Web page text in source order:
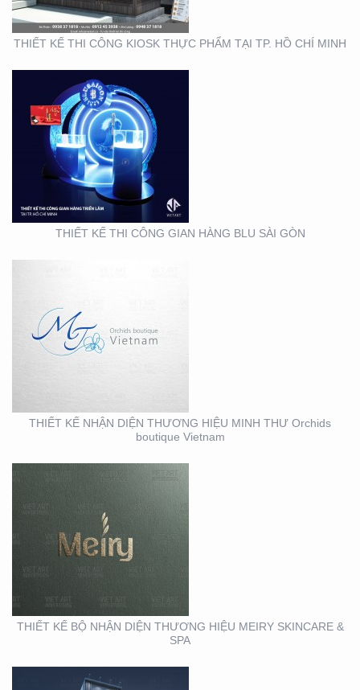
THIẾT KẾ THI CÔNG KIOSK THỰC PHẨM TẠI TP. HỒ CHÍ MINH
THIẾT KẾ THI CÔNG GIAN HÀNG BLU SÀI GÒN
THIẾT KẾ NHẬN DIỆN
THƯƠNG HIỆU MINH
THƯ ORCHIDS
BOUTIQUE VIETNAM
THIẾT KẾ NHẬN DIỆN THƯƠNG HIỆU MINH THƯ Orchids
boutique Vietnam
THIẾT KẾ BỘ NHẬN
DIỆN THƯƠNG HIỆU
THIẾT KẾ BỘ NHẬN DIỆN THƯƠNG HIỆU MEIRY SKINCARE &
SPA
THIẾT KẾ THI CÔNG
MẶT DỰNG TẠI BÌNH
DƯƠNG – CỦA HÀNG